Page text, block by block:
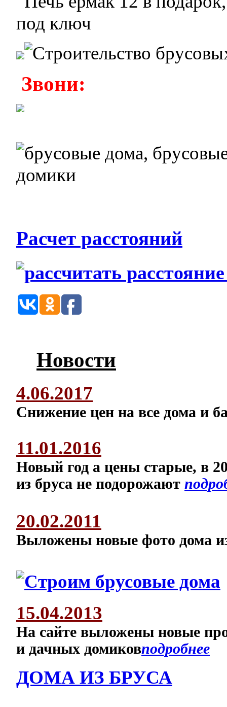
Звони:
Расчет расстояний
Новости
4.06.2017
Снижение цен на все дома и
11.01.2016
Новый год а цены старые, в
из бруса не подорожают
20.02.2011
Выложены новые фото дома
15.04.2013
На сайте выложены новые
и дачных домиковподробнее
ДОМА ИЗ БРУСА